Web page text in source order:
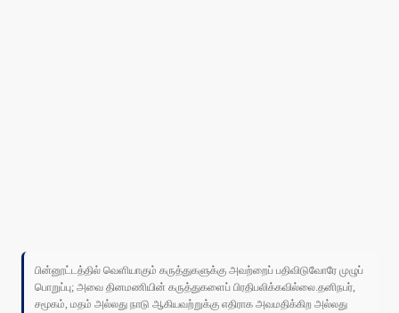
பின்னூட்டத்தில் வெளியாகும் கருத்துகளுக்கு அவற்றைப் பதிவிடுவோரே முழுப்
பொறுப்பு; அவை தினமணியின் கருத்துகளைப் பிரதிபலிக்கவில்லை.தனிநபர்,
சமூகம், மதம் அல்லது நாடு ஆகியவற்றுக்கு எதிராக அவமதிக்கிற அல்லது